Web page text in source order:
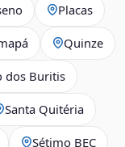
Placas
Quinze
dos Buritis
Santa Quitéria
Sétimo BEC